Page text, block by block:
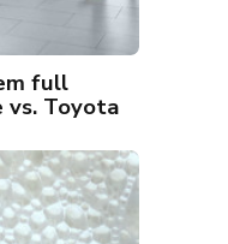
full
vs. Toyota